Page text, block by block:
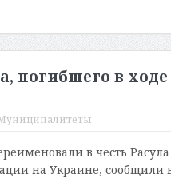
погибшего в ходе
в честь Расула
на Украине, сообщили